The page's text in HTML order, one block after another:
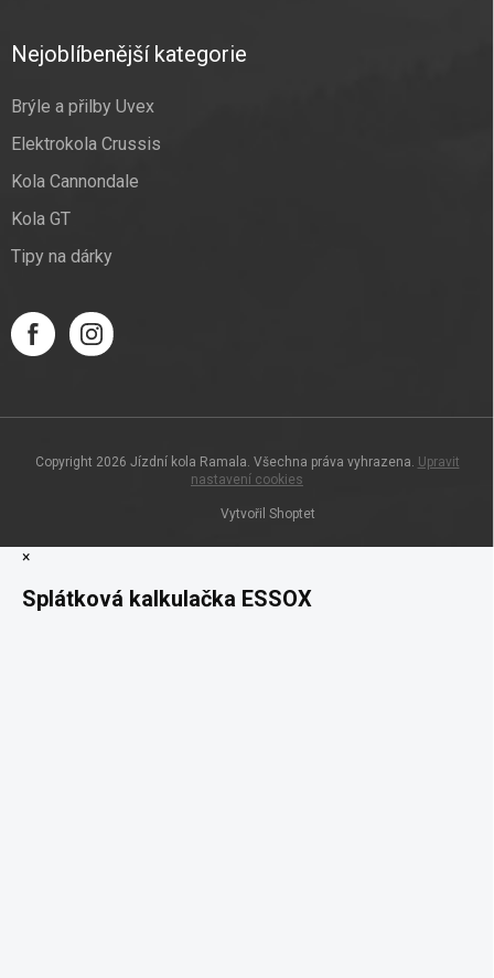
Nejoblíbenější kategorie
Brýle a přilby Uvex
Elektrokola Crussis
Kola Cannondale
Kola GT
Tipy na dárky
Vytvořil Shoptet
Copyright 2026 Jízdní kola Ramala. Všechna práva vyhrazena. Upravit
nastavení cookies
×
Splátková kalkulačka ESSOX